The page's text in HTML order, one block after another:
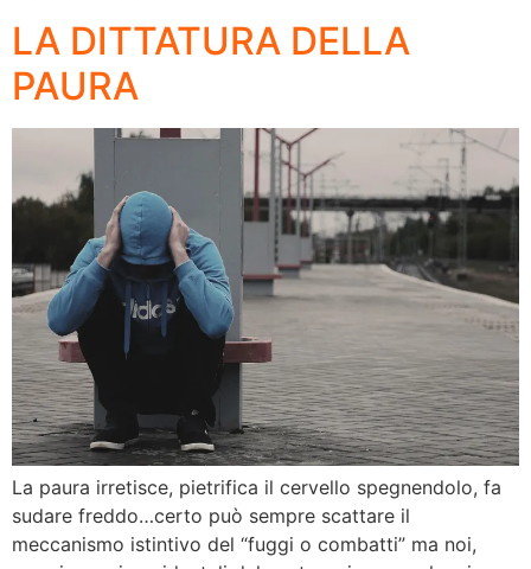
LA DITTATURA DELLA
PAURA
La paura irretisce, pietrifica il cervello spegnendolo, fa
sudare freddo…certo può sempre scattare il
meccanismo istintivo del “fuggi o combatti” ma noi,